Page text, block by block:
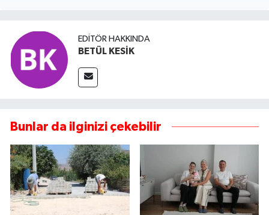
EDITÖR HAKKINDA
BETÜL KESİK
Bunlar da ilginizi çekebilir